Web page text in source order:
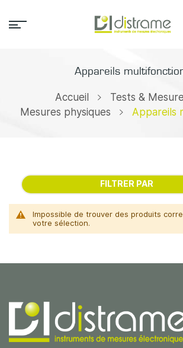
Appareils
Accueil
Tests &
Mesures physiques
Appareils
Impossible de trouver des produits
votre sélection.
FILTRER PAR